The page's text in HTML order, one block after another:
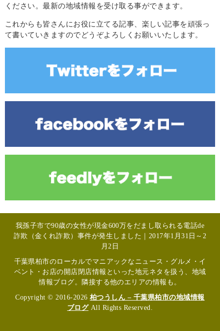
ください。最新の地域情報を受け取る事ができます。
これからも皆さんにお役に立てる記事、楽しい記事を頑張っ
て書いていきますのでどうぞよろしくお願いいたします。
我孫子市で90歳の女性が現金600万をだまし取られる電話de
詐欺（金くれ詐欺）事件が発生しました｜2017年1月31日～2
月2日
千葉県柏市のローカルでマニアックなニュース・グルメ・イ
ベント・お店の開店閉店情報といった地元ネタを扱う、地域
情報ブログ。隣接する他のエリアの情報も。
Copyright © 2016-2026 柏つうしん – 千葉県柏市の地域情報
ブログAll Rights Reserved.